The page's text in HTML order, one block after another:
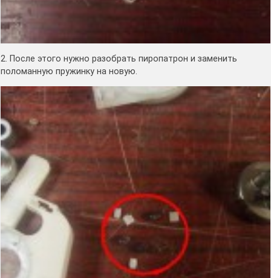
2. После этого нужно разобрать пиропатрон и заменить
поломанную пружинку на новую.